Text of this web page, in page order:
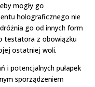
mogły go
holograficznego nie
go od innych form
testatora z obowiązku
ostatniej woli.
i potencjalnych pułapek
sporządzeniem